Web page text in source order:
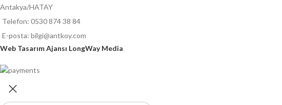
Antakya/HATAY
Telefon: 0530 874 38 84
E-posta: bilgi@antkoy.com
Web Tasarım Ajansı LongWay Media